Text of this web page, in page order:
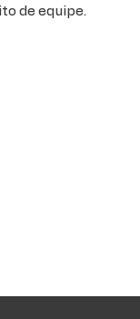
de equipe.